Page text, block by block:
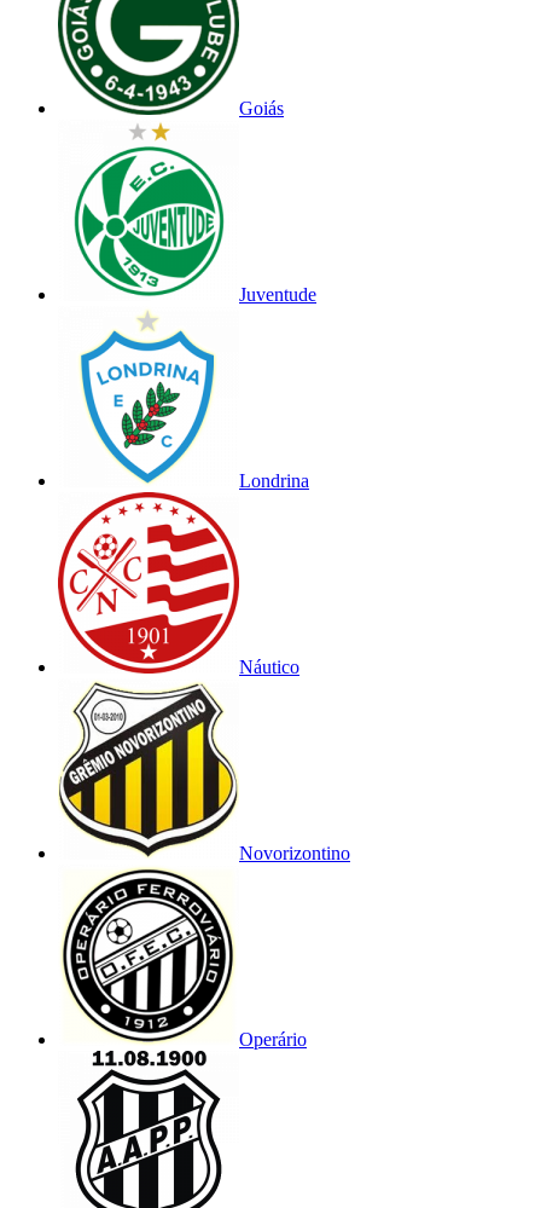
Goiás
Juventude
Londrina
Náutico
Novorizontino
Operário